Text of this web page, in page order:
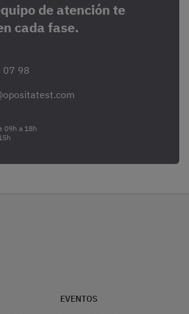
de atención te
cada fase.
07 98
09h a 18h